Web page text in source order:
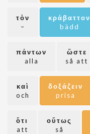
τὸν
–
κράβαττον
bädd
πάντων
alla
ὥστε
så att
καὶ
och
δοξάζειν
prisa
ὅτι
att
οὕτως
så